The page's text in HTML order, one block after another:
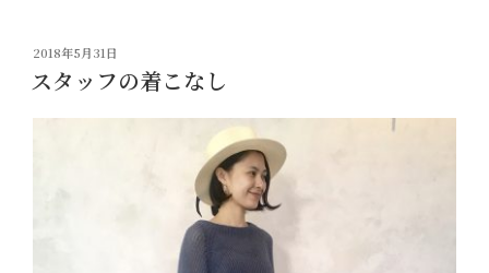
投
稿
日:
2018年5月31日
スタッフの着こなし